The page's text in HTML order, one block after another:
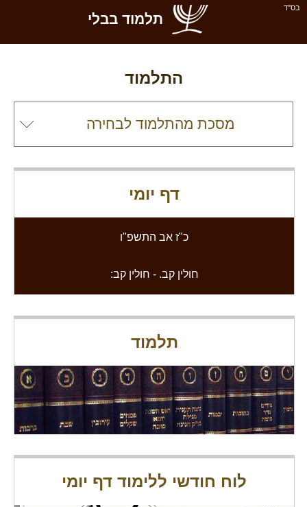
בס''ד
תלמוד בבלי
התלמוד
דף יומי
כ"ז אב התשפ"ו
חולין קב. - חולין קב:
תלמוד
לוח חודשי ללימוד דף יומי